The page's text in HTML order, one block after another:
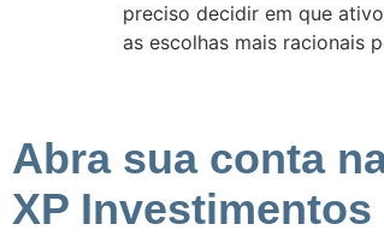
preciso decidir em que
as escolhas mais racionais
Abra sua conta
XP Investimentos